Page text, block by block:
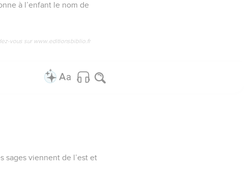
à l’enfant le nom de
vous sur www.editionsbiblio.fr
sages viennent de l’est et